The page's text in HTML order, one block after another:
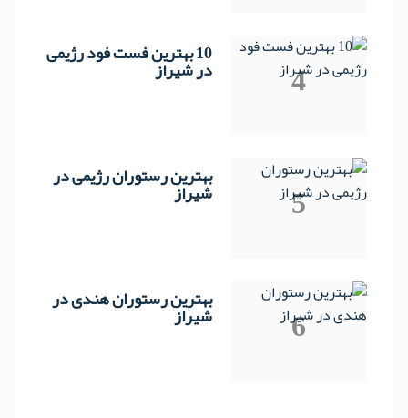
4 10 بهترین فست فود رژیمی
در شیراز
5 بهترین رستوران رژیمی در
شیراز
6 بهترین رستوران هندی در
شیراز